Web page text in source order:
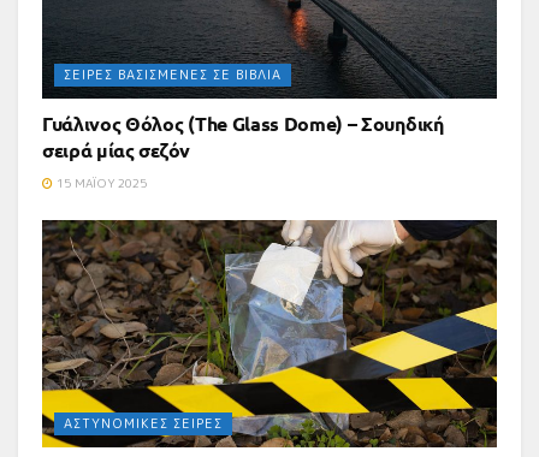
ΣΕΙΡΈΣ ΒΑΣΙΣΜΈΝΕΣ ΣΕ ΒΙΒΛΊΑ
Γυάλινος Θόλος (The Glass Dome) – Σουηδική
σειρά μίας σεζόν
15 ΜΑΪ́ΟΥ 2025
ΑΣΤΥΝΟΜΙΚΈΣ ΣΕΙΡΈΣ